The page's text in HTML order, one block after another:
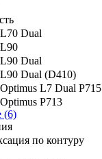
Dual
Dual
Dual (D410)
L7 Dual P715
P713
(6)
по контуру